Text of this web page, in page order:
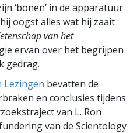
‘bonen’ in de apparatuur
oogst alles wat hij zaait
van het
ervan over het begrijpen
gedrag.
Lezingen bevatten de
en conclusies tijdens
van L. Ron
van de Scientology